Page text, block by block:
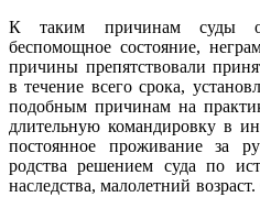
К таким причинам суды
беспомощное состояние,
причины препятствовали
в течение всего срока,
подобным причинам на
длительную командировку в
постоянное проживание за
родства решением суда по
наследства, малолетний